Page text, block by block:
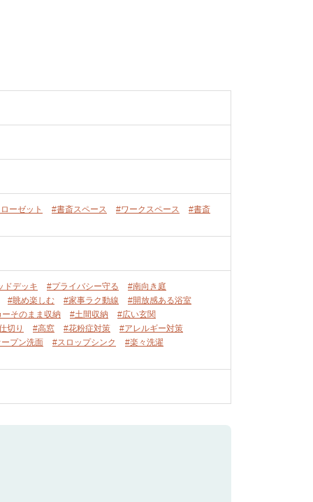
ーゼット #書斎スペース #ワークスペース #書斎
ドデッキ #プライバシー守る
#南向き庭
#眺め楽しむ
#家事ラク動線
#開放感ある浴室
そのまま収納
#土間収納
#広い玄関
切り
#高窓 #花粉症対策
#アレルギー対策
プン洗面
#スロップシンク #楽々洗濯